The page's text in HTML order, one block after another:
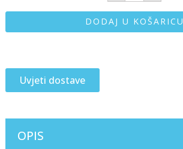
DODAJ U KOŠARICU
Uvjeti dostave
OPIS